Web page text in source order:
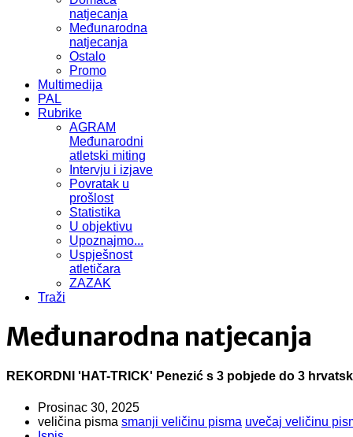
natjecanja
Međunarodna
natjecanja
Ostalo
Promo
Multimedija
PAL
Rubrike
AGRAM
Međunarodni
atletski miting
Intervju i izjave
Povratak u
prošlost
Statistika
U objektivu
Upoznajmo...
Uspješnost
atletičara
ZAZAK
Traži
Međunarodna natjecanja
REKORDNI 'HAT-TRICK' Penezić s 3 pobjede do 3
Prosinac 30, 2025
veličina pisma smanji veličinu pisma uvečaj veličinu